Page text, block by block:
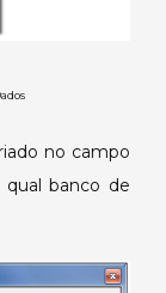
no campo
qual banco de